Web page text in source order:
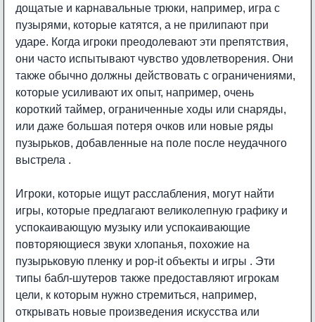
дощатые и карнавальные трюки, например, игра с
пузырями, которые катятся, а не прилипают при
ударе. Когда игроки преодолевают эти препятствия,
они часто испытывают чувство удовлетворения. Они
также обычно должны действовать с ограничениями,
которые усиливают их опыт, например, очень
короткий таймер, ограниченные ходы или снаряды,
или даже большая потеря очков или новые ряды
пузырьков, добавленные на поле после неудачного
выстрела .
Игроки, которые ищут расслабления, могут найти
игры, которые предлагают великолепную графику и
успокаивающую музыку или успокаивающие
повторяющиеся звуки хлопанья, похожие на
пузырьковую пленку и pop-it объекты и игры . Эти
типы бабл-шутеров также предоставляют игрокам
цели, к которым нужно стремиться, например,
открывать новые произведения искусства или